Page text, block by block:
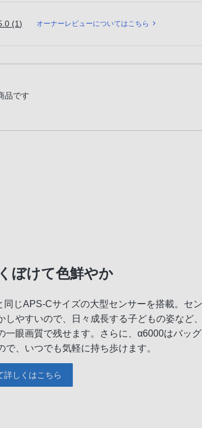
つの星のうち
(1件のレビュー
) オーナーレビューについてはこちら
品です
ぼけて色鮮やか
じAPS-Cサイズの大型センサーを搭載。セ
しやすいので、日々成長する子どもの姿など
眼画質で残せます。さらに、α6000はバッグ
、いつでも気軽に持ち歩けます。
詳しくはこちら